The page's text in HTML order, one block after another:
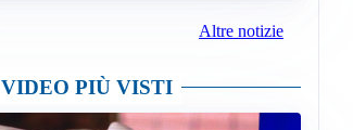
Altre notizie
VIDEO PIÙ VISTI